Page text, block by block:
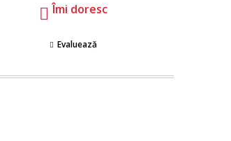
Îmi doresc
Evaluează